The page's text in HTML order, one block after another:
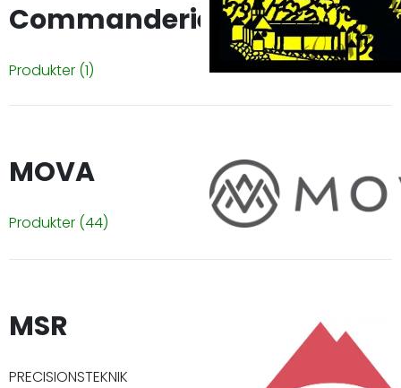
Commanderie
Produkter (1)
MOVA
Produkter (44)
MSR
PRECISIONSTEKNIK